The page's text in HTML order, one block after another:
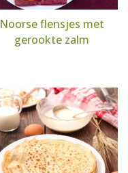
Noorse flensjes met
gerookte zalm